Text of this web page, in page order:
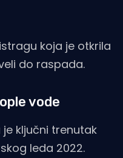
koja je otkrila
do raspada.
vode
ključni trenutak
leda 2022.